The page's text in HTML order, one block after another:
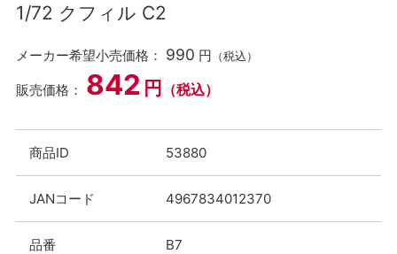
1/72 クフィル C2
メーカー希望小売価格： 990 円 （税込）
販売価格： 842 円 （税込）
商品ID 53880
JANコード 4967834012370
品番 B7